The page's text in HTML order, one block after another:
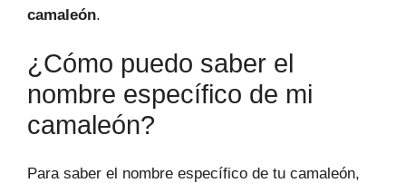
camaleón.
¿Cómo puedo saber el
nombre específico de mi
camaleón?
Para saber el nombre específico de tu camaleón,